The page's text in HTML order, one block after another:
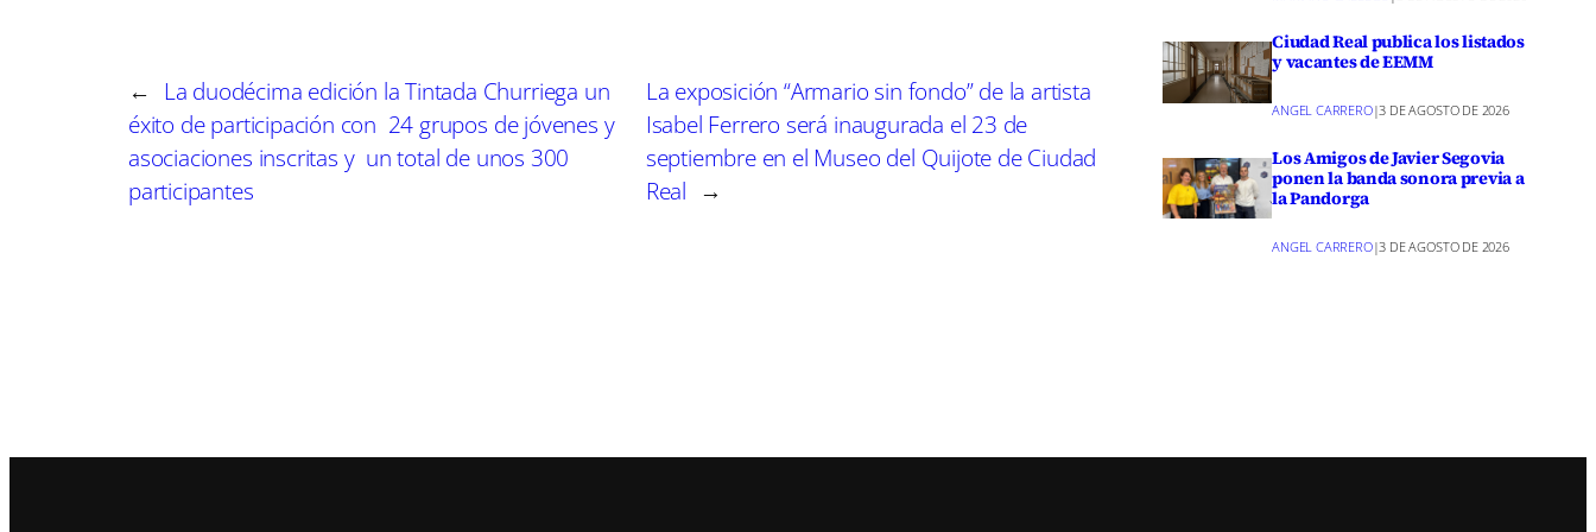
El acusado pedía a la menor que borrase las conversaciones de Whatsapp, así como los vídeos y fotografías,
para evitar ser descubiertos por la madre de ésta.
Como consecuencia de estos hechos la menor ha sufrido tristeza, nerviosismo, abatimiento, ansiedad y
desapego emocional.
← La duodécima edición la Tintada Churriega un
éxito de participación con 24 grupos de jóvenes y
asociaciones inscritas y un total de unos 300
participantes
La exposición “Armario sin fondo” de la artista
Isabel Ferrero será inaugurada el 23 de
septiembre en el Museo del Quijote de Ciudad
Real →
Ciudad Real publica los listados
y vacantes de EEMM
ANGEL CARRERO|3 DE AGOSTO DE 2026
Los Amigos de Javier Segovia
ponen la banda sonora previa a
la Pandorga
ANGEL CARRERO|3 DE AGOSTO DE 2026